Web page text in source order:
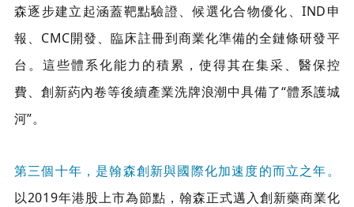
森逐步建立起涵蓋靶點驗證、候選化合物優化、IND申
報、CMC開發、臨床註冊到商業化準備的全鏈條研發平
台。這些體系化能力的積累，使得其在集采、醫保控
費、創新葯內卷等後續產業洗牌浪潮中具備了“體系護城
河”。
第三個十年，是翰森創新與國際化加速度的而立之年。
以2019年港股上市為節點，翰森正式邁入創新藥商業化